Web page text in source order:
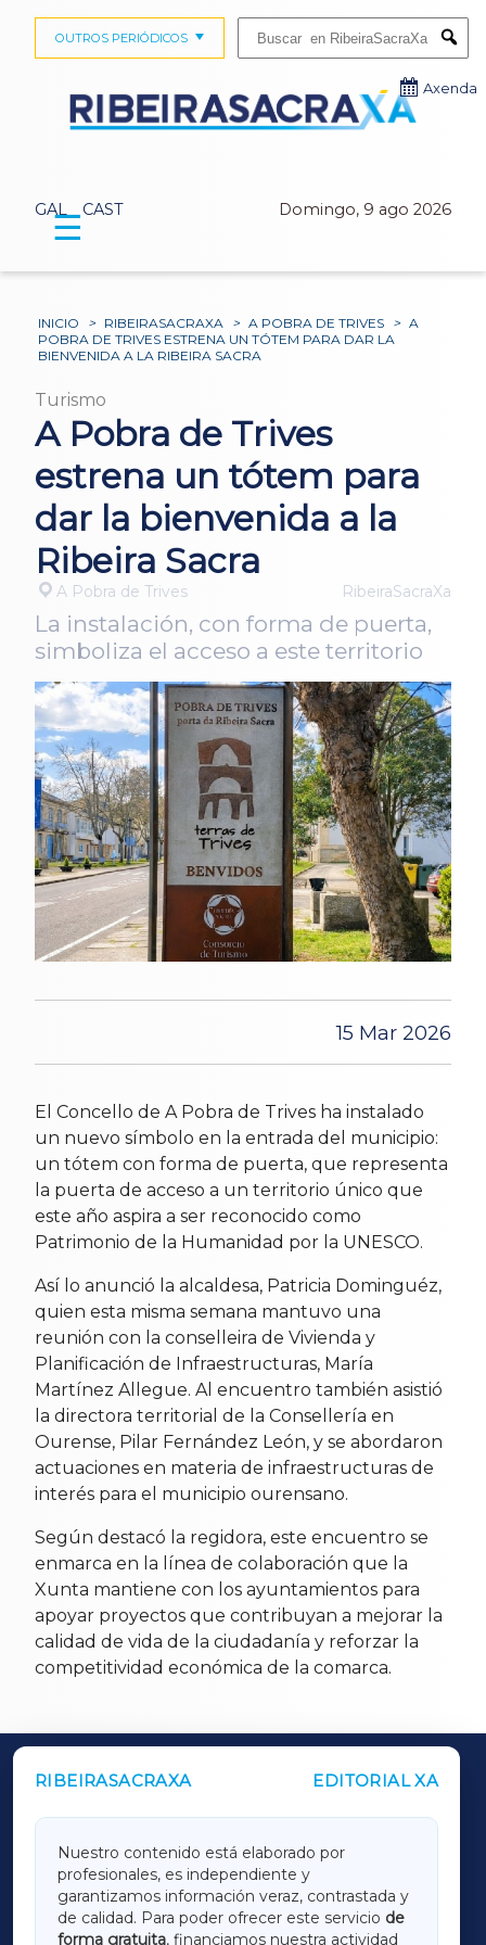
GAL CAST Domingo, 9 ago 2026
OUTROS PERIÓDICOS
Axenda
☰
INICIO > RIBEIRASACRAXA > A POBRA DE TRIVES > A
POBRA DE TRIVES ESTRENA UN TÓTEM PARA DAR LA
BIENVENIDA A LA RIBEIRA SACRA
Turismo
A Pobra de Trives
estrena un tótem para
dar la bienvenida a la
Ribeira Sacra
A Pobra de Trives RibeiraSacraXa
La instalación, con forma de puerta,
simboliza el acceso a este territorio
15 Mar 2026
El Concello de A Pobra de Trives ha instalado
un nuevo símbolo en la entrada del municipio:
un tótem con forma de puerta, que representa
la puerta de acceso a un territorio único que
este año aspira a ser reconocido como
Patrimonio de la Humanidad por la UNESCO.
Así lo anunció la alcaldesa, Patricia Dominguéz,
quien esta misma semana mantuvo una
reunión con la conselleira de Vivienda y
Planificación de Infraestructuras, María
Martínez Allegue. Al encuentro también asistió
la directora territorial de la Consellería en
Ourense, Pilar Fernández León, y se abordaron
actuaciones en materia de infraestructuras de
interés para el municipio ourensano.
Según destacó la regidora, este encuentro se
enmarca en la línea de colaboración que la
Xunta mantiene con los ayuntamientos para
apoyar proyectos que contribuyan a mejorar la
calidad de vida de la ciudadanía y reforzar la
competitividad económica de la comarca.
RIBEIRASACRAXA EDITORIAL XA
Nuestro contenido está elaborado por
profesionales, es independiente y
garantizamos información veraz, contrastada y
de calidad. Para poder ofrecer este servicio de
forma gratuita, financiamos nuestra actividad
OUTROS PERIÓDICOS
LUGOXA